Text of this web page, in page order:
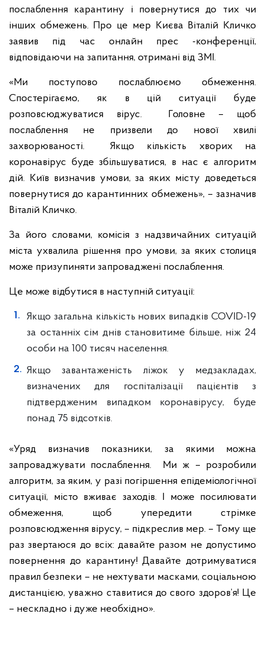
послаблення карантину і повернутися до тих чи
інших обмежень. Про це мер Києва Віталій Кличко
заявив під час онлайн прес -конференції,
відповідаючи на запитання, отримані від ЗМІ.
«Ми поступово послаблюємо обмеження.
Спостерігаємо, як в цій ситуації буде
розповсюджуватися вірус. Головне – щоб
послаблення не призвели до нової хвилі
захворюваності. Якщо кількість хворих на
коронавірус буде збільшуватися, в нас є алгоритм
дій. Київ визначив умови, за яких місту доведеться
повернутися до карантинних обмежень», – зазначив
Віталій Кличко.
За його словами, комісія з надзвичайних ситуацій
міста ухвалила рішення про умови, за яких столиця
може призупиняти запроваджені послаблення.
Це може відбутися в наступній ситуації:
Якщо загальна кількість нових випадків COVID-19
за останніх сім днів становитиме більше, ніж 24
особи на 100 тисяч населення.
Якщо завантаженість ліжок у медзакладах,
визначених для госпіталізації пацієнтів з
підтвердженим випадком коронавірусу, буде
понад 75 відсотків.
«Уряд визначив показники, за якими можна
запроваджувати послаблення. Ми ж – розробили
алгоритм, за яким, у разі погіршення епідеміологічної
ситуації, місто вживає заходів. І може посилювати
обмеження, щоб упередити стрімке
розповсюдження вірусу, – підкреслив мер. – Тому ще
раз звертаюся до всіх: давайте разом не допустимо
повернення до карантину! Давайте дотримуватися
правил безпеки – не нехтувати масками, соціальною
дистанцією, уважно ставитися до свого здоров’я! Це
– нескладно і дуже необхідно».